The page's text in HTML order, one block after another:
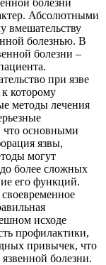
болезни
Абсолютными
вмешательству
болезнью. В
болезни –
при язве
которому
методы лечения
что основными
язвы,
могут
до более сложных
его функций.
исходе
профилактики,
привычек, что
болезни.